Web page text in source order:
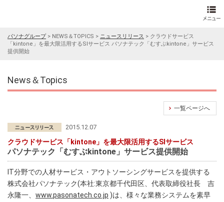
パソナグループ> NEWS＆TOPICS > ニュースリリース > クラウドサービス
「kintone」を最大限活用するSIサービス パソナテック「むすぶkintone」サービス
提供開始
News＆Topics
一覧ページへ
2015.12.07
クラウドサービス「kintone」を最大限活用するSIサービス
パソナテック「むすぶkintone」サービス提供開始
IT分野での人材サービス・アウトソーシングサービスを提供する
株式会社パソナテック(本社:東京都千代田区、代表取締役社長 吉
永隆一、 www.pasonatech.co.jp )は、様々な業務システムを素早